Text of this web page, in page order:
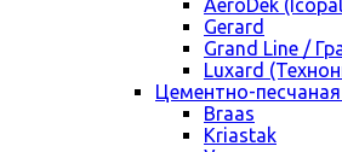
AeroDek
Gerard
Grand Line /
Luxard
Цементно-
Braas
Kriastak